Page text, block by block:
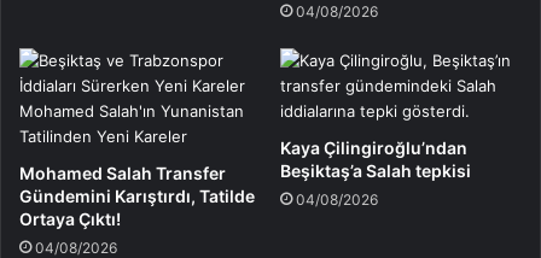
04/08/2026
Mohamed Salah Transfer
Gündemini Karıştırdı, Tatilde
Ortaya Çıktı!
04/08/2026
Kaya Çilingiroğlu’ndan
Beşiktaş’a Salah tepkisi
04/08/2026